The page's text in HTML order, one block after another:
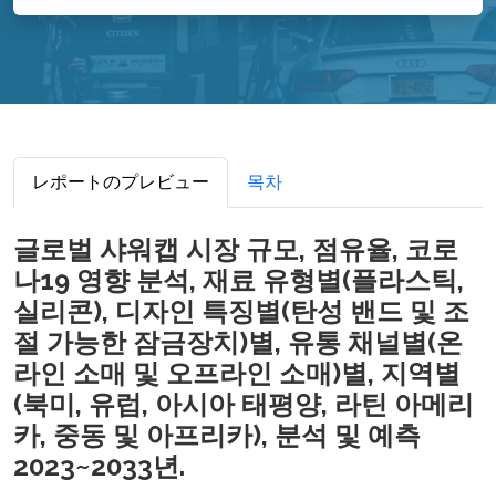
レポートのプレビュー 목차
글로벌 샤워캡 시장 규모, 점유율, 코로
나19 영향 분석, 재료 유형별(플라스틱,
실리콘), 디자인 특징별(탄성 밴드 및 조
절 가능한 잠금장치)별, 유통 채널별(온
라인 소매 및 오프라인 소매)별, 지역별
(북미, 유럽, 아시아 태평양, 라틴 아메리
카, 중동 및 아프리카), 분석 및 예측
2023~2033년.